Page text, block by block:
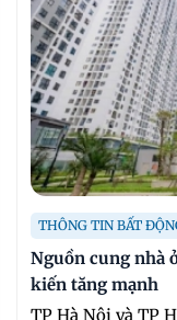
THÔNG TIN BẤT
Nguồn cung nhà
kiến tăng mạnh
TP Hà Nội và TP